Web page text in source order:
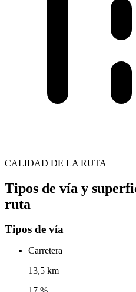
CALIDAD DE LA RUTA
Tipos de vía y
ruta
Tipos de vía
Carretera
13,5 km